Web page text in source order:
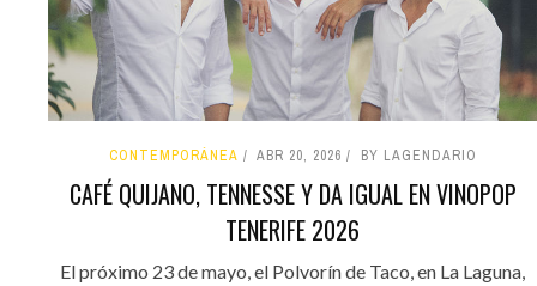
CONTEMPORÁNEA ABR 20, 2026 BY LAGENDARIO
CAFÉ QUIJANO, TENNESSE Y DA IGUAL EN VINOPOP
TENERIFE 2026
El próximo 23 de mayo, el Polvorín de Taco, en La Laguna,